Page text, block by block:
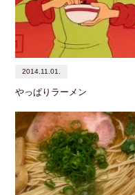
2014.11.01.
やっぱりラーメン